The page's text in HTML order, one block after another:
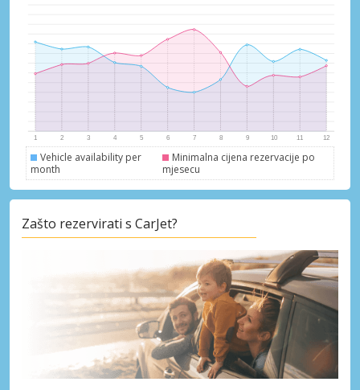
Posebni popusti
Pristupite ekskluzivnim ponudama naših
dobavljača
Vehicle availability per
month
Minimalna cijena rezervacije po
mjesecu
Zašto rezervirati s CarJet?